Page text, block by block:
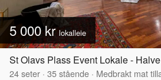
5 000 krlokalleie
St Olavs Plass Event Lokale -
24seter · 35stående · Medbrakt mat